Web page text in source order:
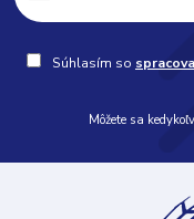
Súhlasím so
Môžete sa